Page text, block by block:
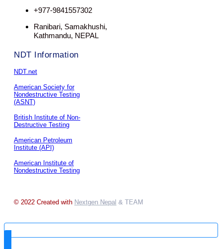
+977-9841557302
Ranibari, Samakhushi,
Kathmandu, NEPAL
NDT Information
NDT.net
American Society for
Nondestructive Testing
(ASNT)
British Institute of Non-
Destructive Testing
American Petroleum
Institute (API)
American Institute of
Nondestructive Testing
© 2022 Created with Nextgen Nepal & TEAM